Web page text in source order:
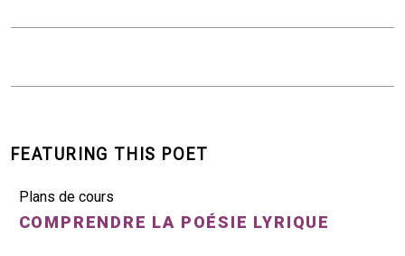
FEATURING THIS POET
Plans de cours
COMPRENDRE LA POÉSIE LYRIQUE